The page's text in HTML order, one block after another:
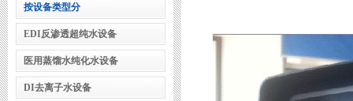
按设备类型分
EDI反渗透超纯水设备
医用蒸馏水纯化水设备
DI去离子水设备